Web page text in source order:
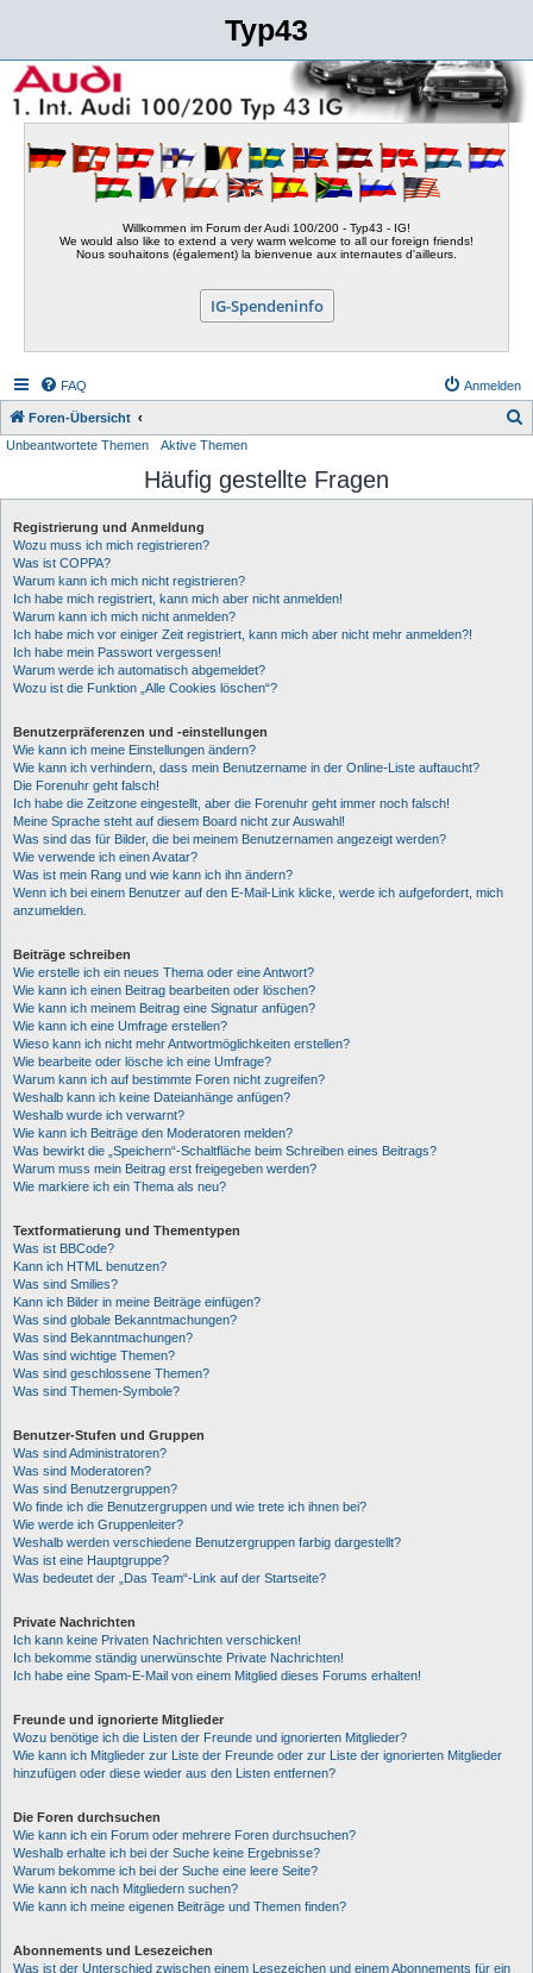
Typ43
Willkommen im Forum der Audi 100/200 - Typ43 - IG!
We would also like to extend a very warm welcome to all our foreign friends!
Nous souhaitons (également) la bienvenue aux internautes d'ailleurs.
IG-Spendeninfo
FAQ Anmelden
Foren-Übersicht
h
Unbeantwortete Themen Aktive Themen
Häufig gestellte Fragen
Registrierung und Anmeldung
Wozu muss ich mich registrieren?
Was ist COPPA?
Warum kann ich mich nicht registrieren?
Ich habe mich registriert, kann mich aber nicht anmelden!
Warum kann ich mich nicht anmelden?
Ich habe mich vor einiger Zeit registriert, kann mich aber nicht mehr anmelden?!
Ich habe mein Passwort vergessen!
Warum werde ich automatisch abgemeldet?
Wozu ist die Funktion „Alle Cookies löschen“?
Benutzerpräferenzen und -einstellungen
Wie kann ich meine Einstellungen ändern?
Wie kann ich verhindern, dass mein Benutzername in der Online-Liste auftaucht?
Die Forenuhr geht falsch!
Ich habe die Zeitzone eingestellt, aber die Forenuhr geht immer noch falsch!
Meine Sprache steht auf diesem Board nicht zur Auswahl!
Was sind das für Bilder, die bei meinem Benutzernamen angezeigt werden?
Wie verwende ich einen Avatar?
Was ist mein Rang und wie kann ich ihn ändern?
Wenn ich bei einem Benutzer auf den E-Mail-Link klicke, werde ich aufgefordert, mich
anzumelden.
Beiträge schreiben
Wie erstelle ich ein neues Thema oder eine Antwort?
Wie kann ich einen Beitrag bearbeiten oder löschen?
Wie kann ich meinem Beitrag eine Signatur anfügen?
Wie kann ich eine Umfrage erstellen?
Wieso kann ich nicht mehr Antwortmöglichkeiten erstellen?
Wie bearbeite oder lösche ich eine Umfrage?
Warum kann ich auf bestimmte Foren nicht zugreifen?
Weshalb kann ich keine Dateianhänge anfügen?
Weshalb wurde ich verwarnt?
Wie kann ich Beiträge den Moderatoren melden?
Was bewirkt die „Speichern“-Schaltfläche beim Schreiben eines Beitrags?
Warum muss mein Beitrag erst freigegeben werden?
Wie markiere ich ein Thema als neu?
Textformatierung und Thementypen
Was ist BBCode?
Kann ich HTML benutzen?
Was sind Smilies?
Kann ich Bilder in meine Beiträge einfügen?
Was sind globale Bekanntmachungen?
Was sind Bekanntmachungen?
Was sind wichtige Themen?
Was sind geschlossene Themen?
Was sind Themen-Symbole?
Benutzer-Stufen und Gruppen
Was sind Administratoren?
Was sind Moderatoren?
Was sind Benutzergruppen?
Wo finde ich die Benutzergruppen und wie trete ich ihnen bei?
Wie werde ich Gruppenleiter?
Weshalb werden verschiedene Benutzergruppen farbig dargestellt?
Was ist eine Hauptgruppe?
Was bedeutet der „Das Team“-Link auf der Startseite?
Private Nachrichten
Ich kann keine Privaten Nachrichten verschicken!
Ich bekomme ständig unerwünschte Private Nachrichten!
Ich habe eine Spam-E-Mail von einem Mitglied dieses Forums erhalten!
Freunde und ignorierte Mitglieder
Wozu benötige ich die Listen der Freunde und ignorierten Mitglieder?
Wie kann ich Mitglieder zur Liste der Freunde oder zur Liste der ignorierten Mitglieder
hinzufügen oder diese wieder aus den Listen entfernen?
Die Foren durchsuchen
Wie kann ich ein Forum oder mehrere Foren durchsuchen?
Weshalb erhalte ich bei der Suche keine Ergebnisse?
Warum bekomme ich bei der Suche eine leere Seite?
Wie kann ich nach Mitgliedern suchen?
Wie kann ich meine eigenen Beiträge und Themen finden?
Abonnements und Lesezeichen
Was ist der Unterschied zwischen einem Lesezeichen und einem Abonnements für ein